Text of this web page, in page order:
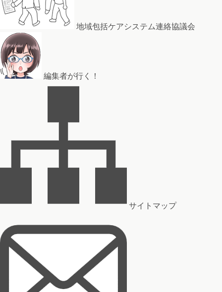
地域包括ケアシステム連絡協議会
編集者が行く！
サイトマップ